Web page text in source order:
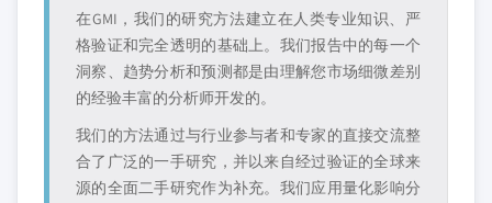
在GMI，我们的研究方法建立在人类专业知识、严
格验证和完全透明的基础上。我们报告中的每一个
洞察、趋势分析和预测都是由理解您市场细微差别
的经验丰富的分析师开发的。
我们的方法通过与行业参与者和专家的直接交流整
合了广泛的一手研究，并以来自经过验证的全球来
源的全面二手研究作为补充。我们应用量化影响分